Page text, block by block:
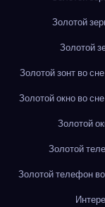
Золотой
Золотой
Золотой зонт во сне
Золотой окно во сне
Золотой
Золотой
Золотой телефон